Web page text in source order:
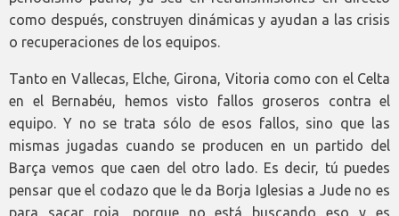
como después, construyen dinámicas y ayudan a las crisis
o recuperaciones de los equipos.
Tanto en Vallecas, Elche, Girona, Vitoria como con el Celta
en el Bernabéu, hemos visto fallos groseros contra el
equipo. Y no se trata sólo de esos fallos, sino que las
mismas jugadas cuando se producen en un partido del
Barça vemos que caen del otro lado. Es decir, tú puedes
pensar que el codazo que le da Borja Iglesias a Jude no es
para sacar roja, porque no está buscando eso y es